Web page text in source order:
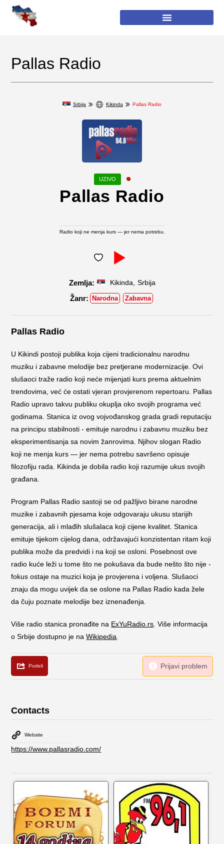
Pallas Radio
Srbija Kikinda Pallas Radio
Pallas Radio
Radio koji ne menja kurs — jer nema potrebu.
Kikinda Srbija
Narodna Zabavna
Pallas Radio
U Kikindi postoji publika koja cijeni tradicionalnu narodnu
muziku i zabavne melodije bez pretjerane modernizacije. Ovi
slušaoci traže radio koji neće mijenjati kurs prema aktuelnim
trendovima, već će ostati vjeran provjerenom repertoaru. Pallas
Radio upravo takvu publiku okuplja oko svojih programa već
godinama. Stanica iz ovog vojvođanskog grada gradi reputaciju
na principu stabilnosti - emituje narodnu i zabavnu muziku bez
eksperimentisanja sa novim žanrovima. Njihov slogan Radio
koji ne menja kurs — jer nema potrebu savršeno opisuje
filozofiju rada. Kikinda je dobila radio koji razumije ukus svojih
građana.
Program Pallas Radio sastoji se od pažljivo birane narodne
muzike i zabavnih pjesama koje odgovaraju ukusu starijih
generacija, ali i mlađih slušalaca koji cijene kvalitet. Stanica
emituje tijekom cijelog dana, održavajući konzistentan ritam koji
publika može da predvidi i na koji se osloni. Posebnost ove
radio kuće leži u tome što ne pokušava da bude nešto što nije -
fokus ostaje na muzici koja je provjerena i voljena. Slušaoci
znaju da mogu uvijek da se oslone na Pallas Radio kada žele
da čuju poznate melodije bez iznenađenja.
Više radio stanica pronađite na ExYuRadio.rs . Više informacija
o Srbije dostupno je naWikipedia
Contacts
Website
https://www.pallasradio.com/